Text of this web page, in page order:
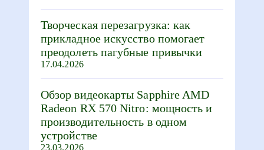
Творческая перезагрузка: как
прикладное искусство помогает
преодолеть пагубные привычки
17.04.2026
Обзор видеокарты Sapphire AMD
Radeon RX 570 Nitro: мощность и
производительность в одном
устройстве
23.03.2026